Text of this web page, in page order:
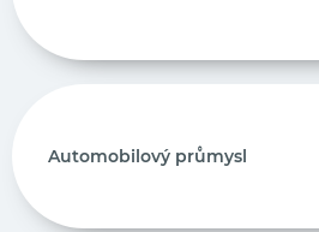
Automobilový průmysl